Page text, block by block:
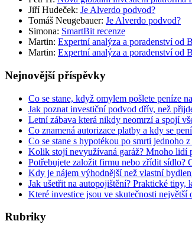
Jiří Hudeček: Je Alverdo podvod?
Tomáš Neugebauer: Je Alverdo podvod?
Simona: SmartBit recenze
Martin: Expertní analýza a poradenství od
Martin: Expertní analýza a poradenství od
Nejnovější příspěvky
Co se stane, když omylem pošlete peníze
Jak poznat investiční podvod dřív, než
Letní zábava která nikdy neomrzí a spojí
Co znamená autorizace platby a kdy se
Co se stane s hypotékou po smrti jednoho
Kolik stojí nevyužívaná garáž? Mnoho lidí
Potřebujete založit firmu nebo zřídit sídlo?
Kdy je nájem výhodnější než vlastní
Jak ušetřit na autopojištění? Praktické tipy,
Které investice jsou ve skutečnosti největší
Rubriky